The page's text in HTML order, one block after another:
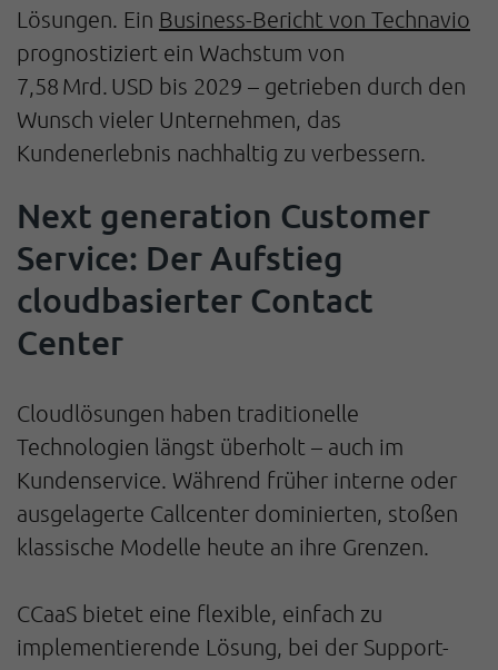
Lösungen. Ein Business-Bericht von Technavio
prognostiziert ein Wachstum von
7,58 Mrd. USD bis 2029 – getrieben durch den
Wunsch vieler Unternehmen, das
Kundenerlebnis nachhaltig zu verbessern.
Next generation Customer
Service: Der Aufstieg
cloudbasierter Contact
Center
Cloudlösungen haben traditionelle
Technologien längst überholt – auch im
Kundenservice. Während früher interne oder
ausgelagerte Callcenter dominierten, stoßen
klassische Modelle heute an ihre Grenzen.
CCaaS bietet eine flexible, einfach zu
implementierende Lösung, bei der Support-